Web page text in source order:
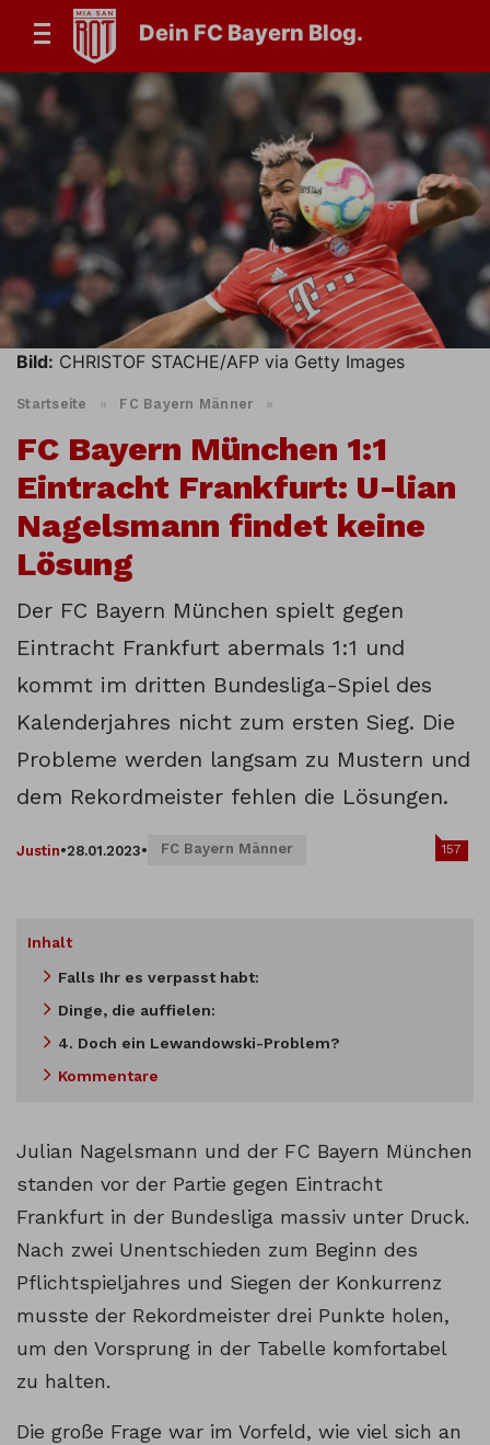
Dein FC Bayern Blog.
Bild: CHRISTOF STACHE/AFP via Getty Images
Startseite » FC Bayern Männer »
FC Bayern München 1:1
Eintracht Frankfurt: U-lian
Nagelsmann findet keine
Lösung
Der FC Bayern München spielt gegen
Eintracht Frankfurt abermals 1:1 und
kommt im dritten Bundesliga-Spiel des
Kalenderjahres nicht zum ersten Sieg. Die
Probleme werden langsam zu Mustern und
dem Rekordmeister fehlen die Lösungen.
Justin•28.01.2023• FC Bayern Männer 157
Inhalt
Falls Ihr es verpasst habt:
Dinge, die auffielen:
4. Doch ein Lewandowski-Problem?
Kommentare
Julian Nagelsmann und der FC Bayern München
standen vor der Partie gegen Eintracht
Frankfurt in der Bundesliga massiv unter Druck.
Nach zwei Unentschieden zum Beginn des
Pflichtspieljahres und Siegen der Konkurrenz
musste der Rekordmeister drei Punkte holen,
um den Vorsprung in der Tabelle komfortabel
zu halten.
Die große Frage war im Vorfeld, wie viel sich an